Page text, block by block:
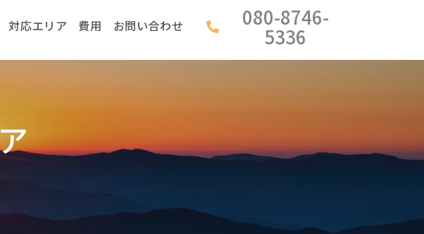
対応エリア 費用 お問い合わせ 080-8746-
5336